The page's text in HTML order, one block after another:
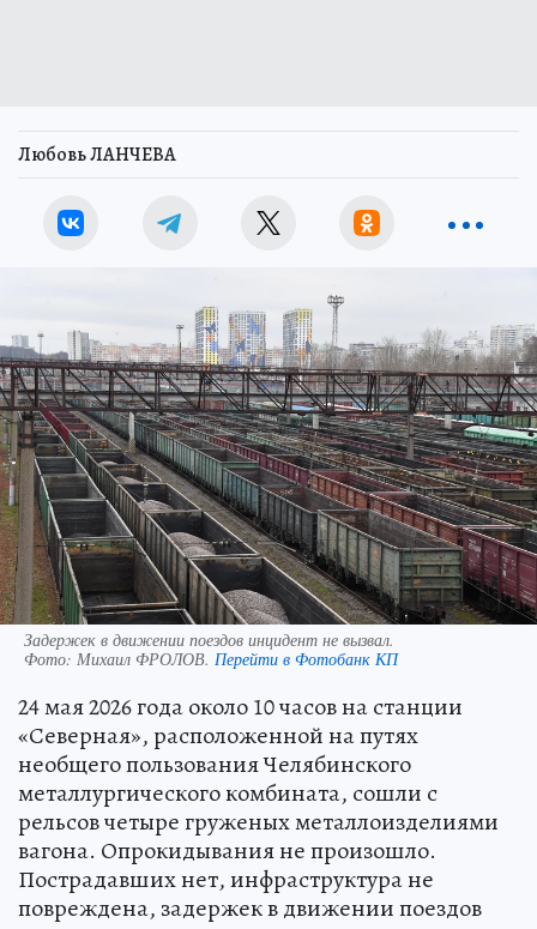
Любовь ЛАНЧЕВА
Задержек в движении поездов инцидент не вызвал.
Фото: Михаил ФРОЛОВ. Перейти в Фотобанк КП
24 мая 2026 года около 10 часов на станции
«Северная», расположенной на путях
необщего пользования Челябинского
металлургического комбината, сошли с
рельсов четыре груженых металлоизделиями
вагона. Опрокидывания не произошло.
Пострадавших нет, инфраструктура не
повреждена, задержек в движении поездов